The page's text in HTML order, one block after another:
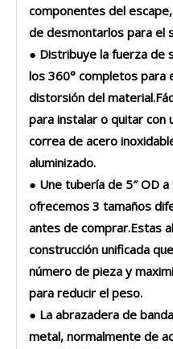
componentes del
de desmontarlos para el
● Distribuye la fuerza de
los 360° completos para
distorsión del
para instalar o quitar con
correa de acero
aluminizado.
● Une tubería de 5″ OD
ofrecemos 3 tamaños
antes de comprar.Estas
construcción unificada
número de pieza y
para reducir el peso.
● La abrazadera de
metal, normalmente de